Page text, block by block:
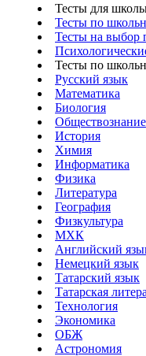
Тесты для
Тесты по
Тесты на выбор
Тесты по
Русский язык
Математика
Биология
Обществознание
История
Химия
Информатика
Физика
Литература
География
Физкультура
МХК
Английский
Немецкий язык
Татарский язык
Татарская
Технология
Экономика
ОБЖ
Астрономия